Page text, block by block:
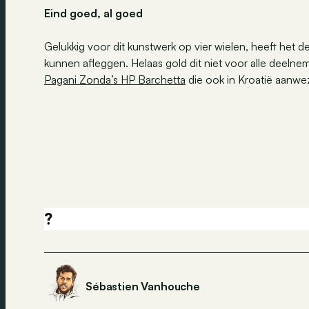
Eind goed, al goed
Gelukkig voor dit kunstwerk op vier wielen, heeft het
kunnen afleggen. Helaas gold dit niet voor alle
Pagani Zonda’s HP Barchetta die ook in Kroatië
?
Sébastien Vanhouche